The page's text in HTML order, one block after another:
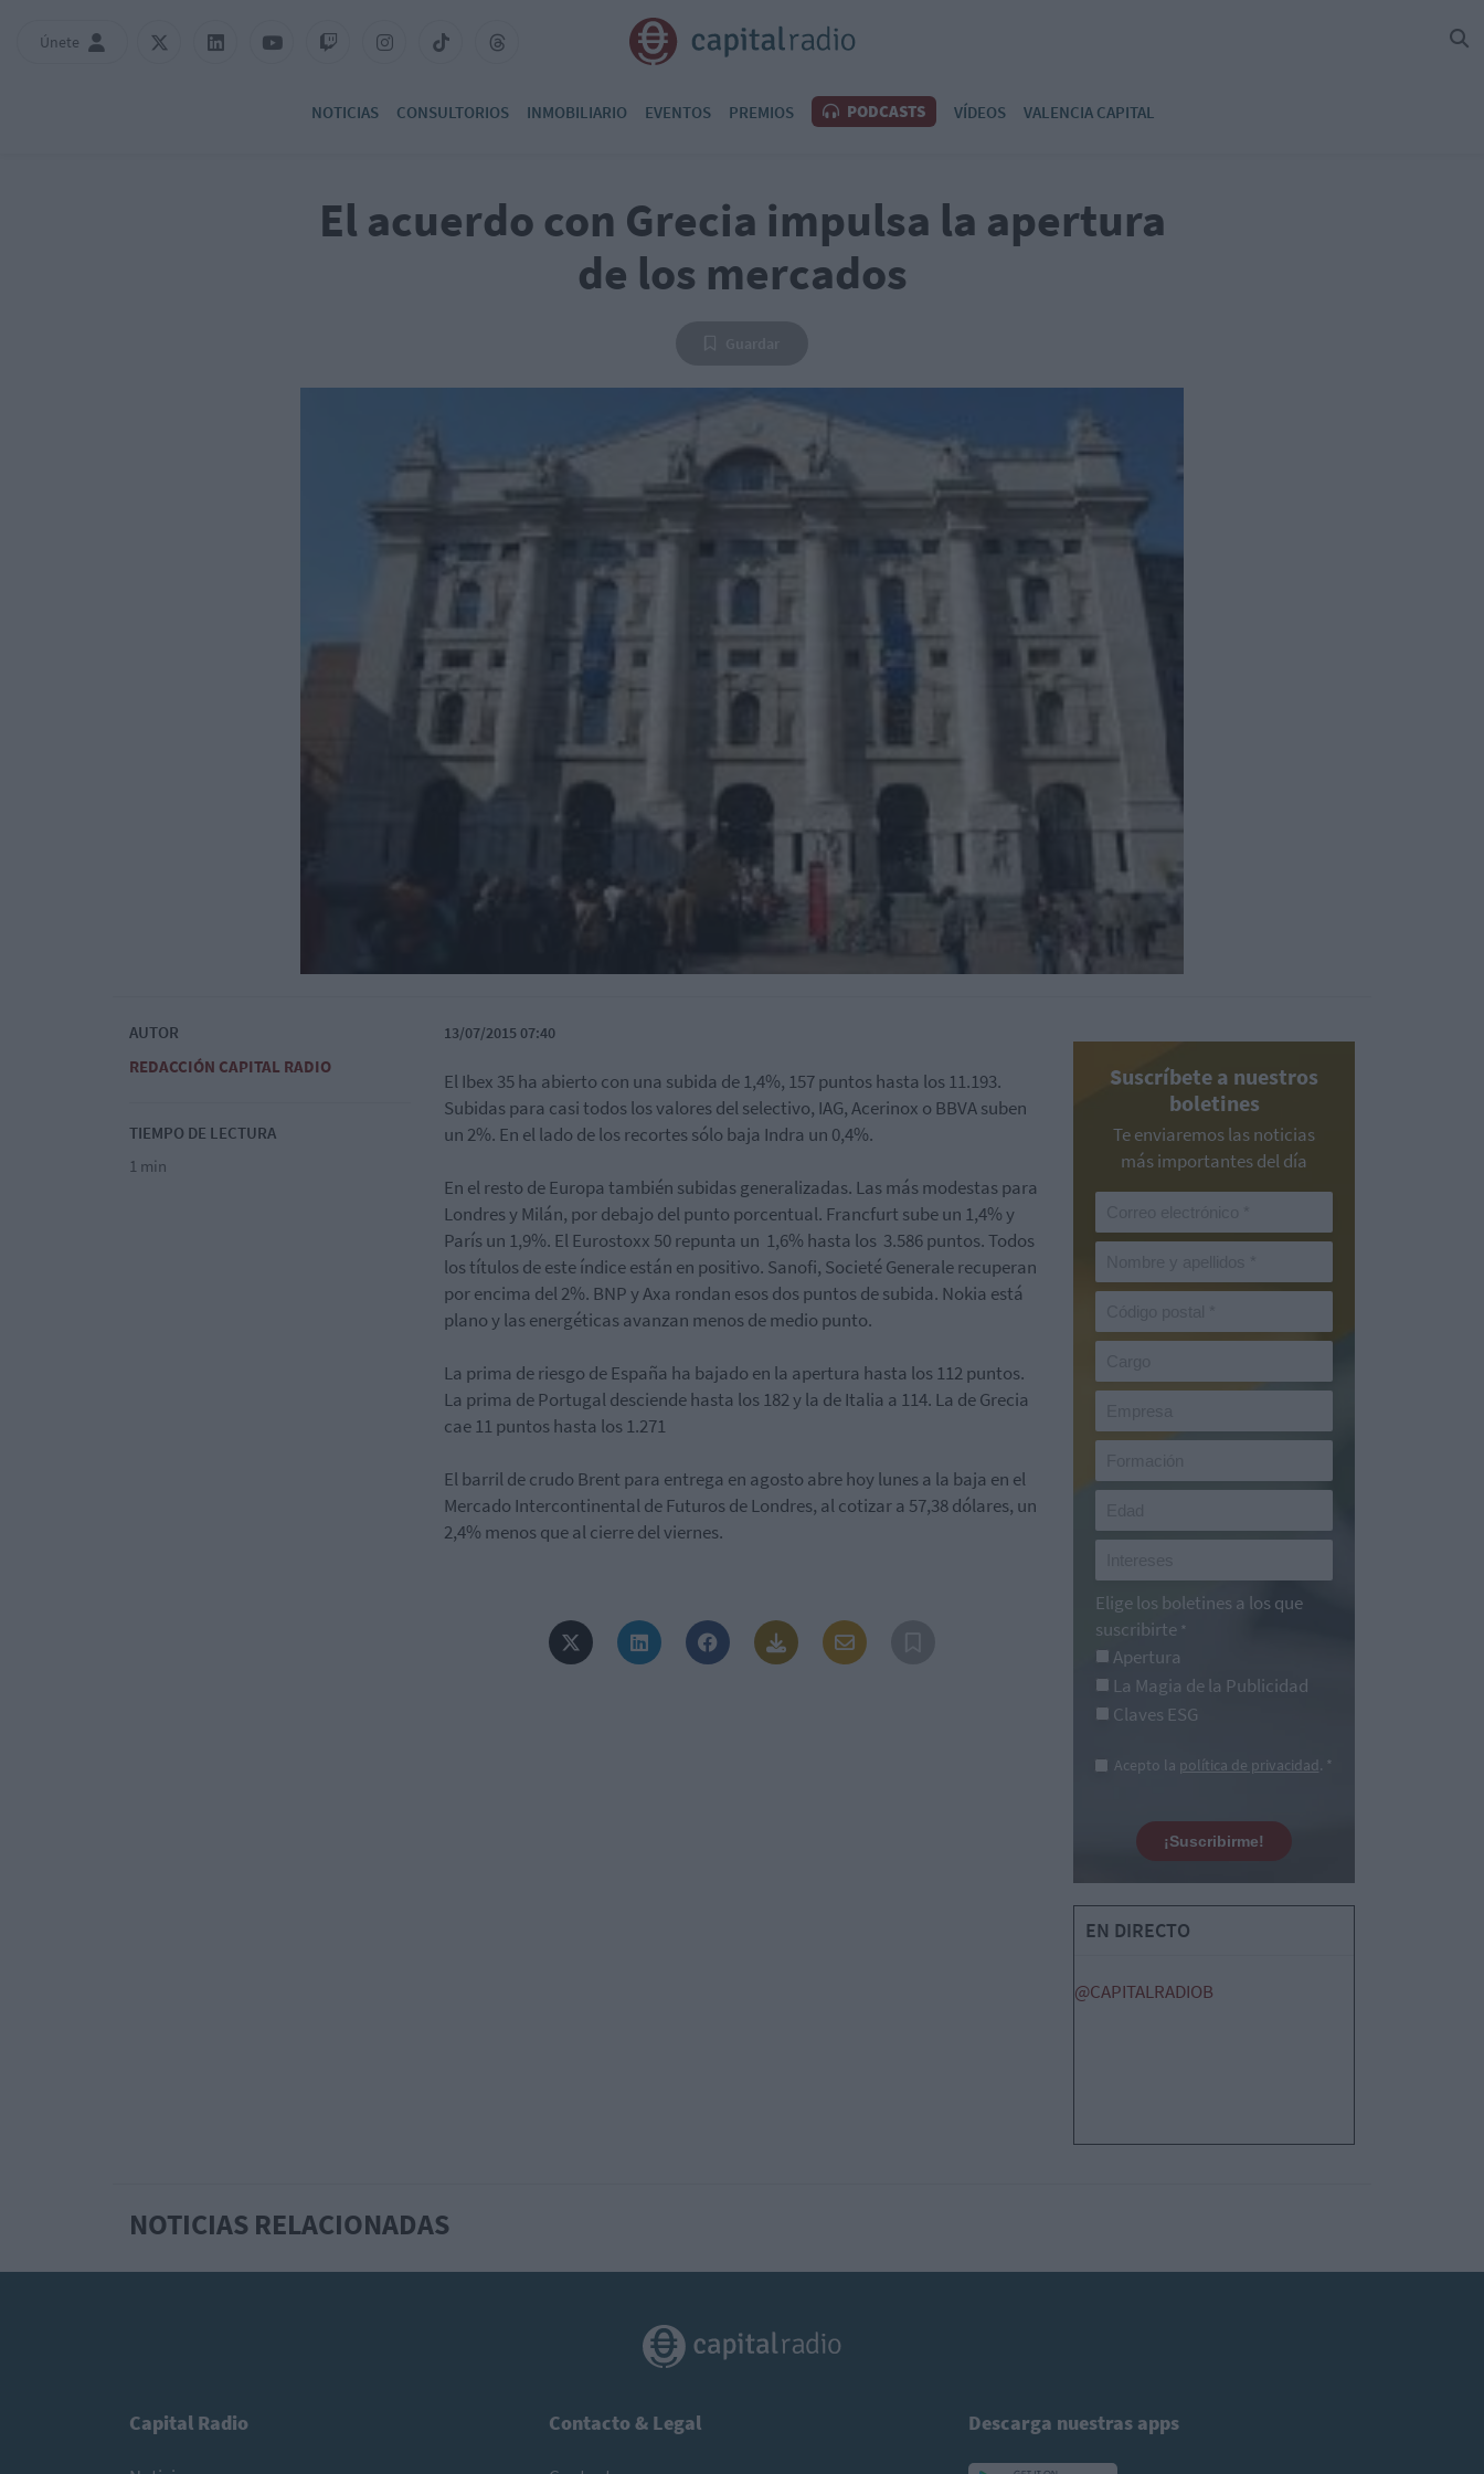
Únete
NOTICIAS CONSULTORIOS INMOBILIARIO EVENTOS PREMIOS PODCASTS VÍDEOS VALENCIA CAPITAL
El acuerdo con Grecia impulsa la apertura
de los mercados
AUTOR
REDACCIÓN CAPITAL RADIO
TIEMPO DE LECTURA
1 min
13/07/2015 07:40
El Ibex 35 ha abierto con una subida de 1,4%, 157 puntos hasta los 11.193.
Subidas para casi todos los valores del selectivo, IAG, Acerinox o BBVA suben
un 2%. En el lado de los recortes sólo baja Indra un 0,4%.
En el resto de Europa también subidas generalizadas. Las más modestas para
Londres y Milán, por debajo del punto porcentual. Francfurt sube un 1,4% y
París un 1,9%. El Eurostoxx 50 repunta un 1,6% hasta los 3.586 puntos. Todos
los títulos de este índice están en positivo. Sanofi, Societé Generale recuperan
por encima del 2%. BNP y Axa rondan esos dos puntos de subida. Nokia está
plano y las energéticas avanzan menos de medio punto.
La prima de riesgo de España ha bajado en la apertura hasta los 112 puntos.
La prima de Portugal desciende hasta los 182 y la de Italia a 114. La de Grecia
cae 11 puntos hasta los 1.271
El barril de crudo Brent para entrega en agosto abre hoy lunes a la baja en el
Mercado Intercontinental de Futuros de Londres, al cotizar a 57,38 dólares, un
2,4% menos que al cierre del viernes.
Suscríbete a nuestros
boletines
Te enviaremos las noticias
más importantes del día
Elige los boletines a los que
suscribirte *
Apertura
La Magia de la Publicidad
Claves ESG
Acepto la política de privacidad. *
¡Suscribirme!
EN DIRECTO
@CAPITALRADIOB
NOTICIAS RELACIONADAS
Capital Radio Contacto & Legal Descarga nuestras apps